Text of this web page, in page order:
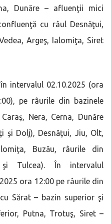
Dunăre – afluenţii mici
cu râul Desnăţui,
Argeş, Ialomiţa, Siret
intervalul 02.10.2025 (ora
pe râurile din bazinele
Nera, Cerna, Dunăre
şi Dolj), Desnăţui, Jiu, Olt,
Buzău, râurile din
şi Tulcea). În intervalul
ora 12:00 pe râurile din
Sărat – bazin superior şi
Putna, Trotuş, Siret –